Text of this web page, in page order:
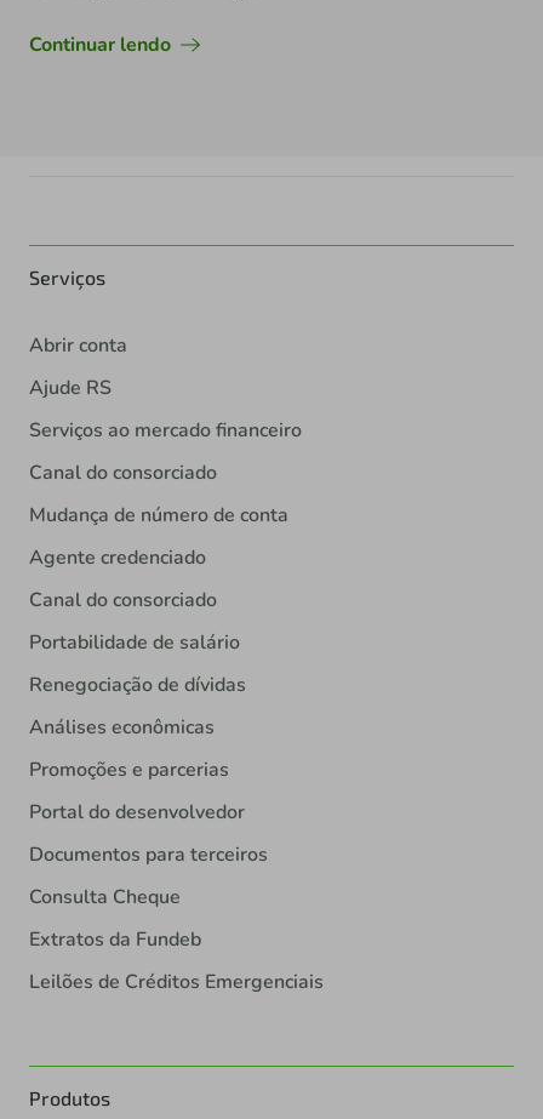
Continuar lendo
Serviços
Abrir conta
Ajude RS
Serviços ao mercado financeiro
Canal do consorciado
Mudança de número de conta
Agente credenciado
Canal do consorciado
Portabilidade de salário
Renegociação de dívidas
Análises econômicas
Promoções e parcerias
Portal do desenvolvedor
Documentos para terceiros
Consulta Cheque
Extratos da Fundeb
Leilões de Créditos Emergenciais
Produtos